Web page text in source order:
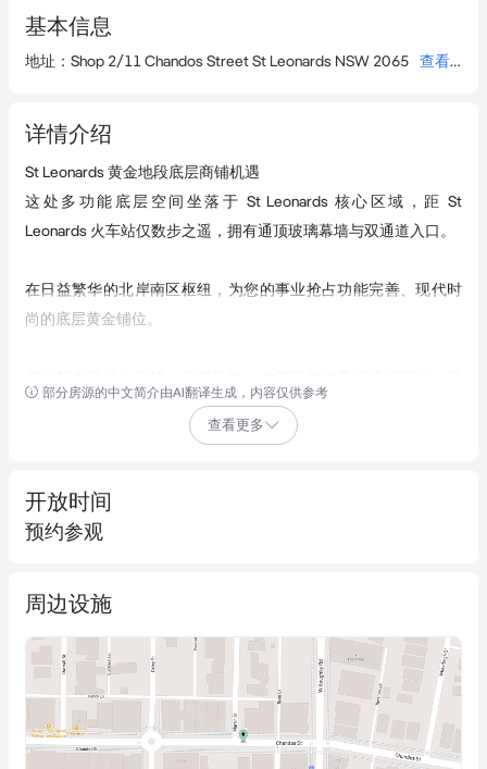
基本信息
地址 ： Shop 2/11 Chandos Street St Leonards NSW 2065 查看详情
详情介绍
St Leonards 黄金地段底层商铺机遇
这处多功能底层空间坐落于 St Leonards 核心区域，距 St
Leonards 火车站仅数步之遥，拥有通顶玻璃幕墙与双通道入口。
在日益繁华的北岸南区枢纽，为您的事业抢占功能完善、现代时
尚的底层黄金铺位。
用于零售、展厅、餐饮、医疗咨询或专业服务类等多种经营业态
* 地处 St Leonards 核心地带
* 独立空间配备现代装修
* 内部独立卫生间
* 后门直通 Atchison Lane
* 提供专属停车位
* 面积：约257平方米
详情请咨询：
部分房源的中文简介由AI翻译生成，内容仅供参考
查看更多
开放时间
预约参观
周边设施